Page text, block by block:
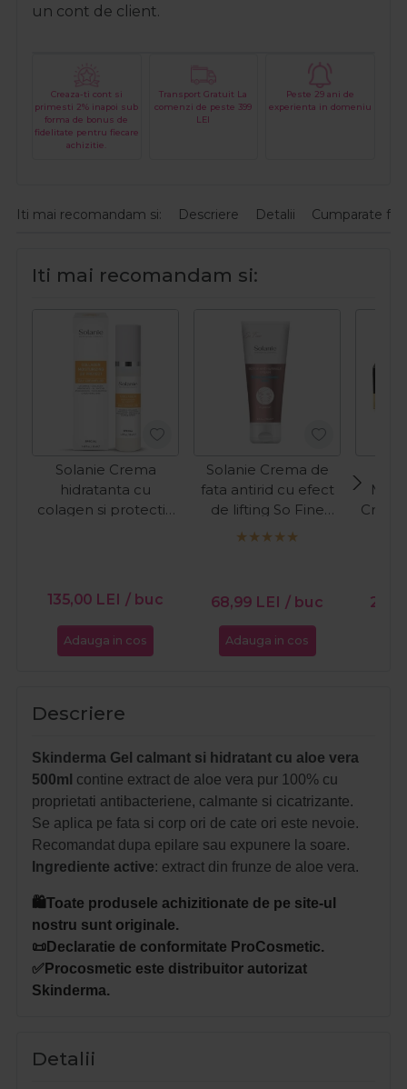
un cont de client.
Creaza-ti cont si
primesti 2% inapoi sub
forma de bonus de
fidelitate pentru fiecare
achizitie.
Transport Gratuit La
comenzi de peste 399
LEI
Peste 29 ani de
experienta in domeniu
Iti mai recomandam si: Descriere Detalii Cumparate
Iti mai recomandam si:
Solanie Crema
hidratanta cu
colagen si protectie
135,00 LEI / buc
Adauga in cos
Solanie Crema de
fata antirid cu efect
de lifting So Fine
250ml
68,99 LEI / buc
Adauga in cos
Descriere
Skinderma Gel calmant si hidratant cu aloe vera
500ml contine extract de aloe vera pur 100% cu
proprietati antibacteriene, calmante si cicatrizante.
Se aplica pe fata si corp ori de cate ori este nevoie.
Recomandat dupa epilare sau expunere la soare.
Ingrediente active: extract din frunze de aloe vera.
🛍️Toate produsele achizitionate de pe site-ul
nostru sunt originale.
📜Declaratie de conformitate ProCosmetic.
✅Procosmetic este distribuitor autorizat
Skinderma.
Detalii